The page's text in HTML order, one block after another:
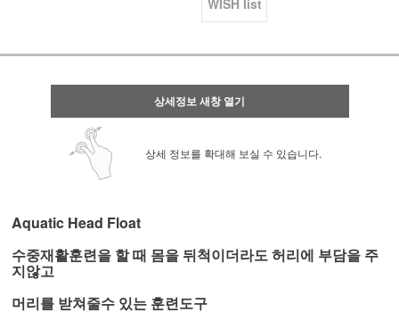
상세정보 새창 열기
상세 정보를 확대해 보실 수 있습니다.
Aquatic Head Float
수중재활훈련을 할 때 몸을 뒤척이더라도 허리에 부담을 주
지않고
머리를 받쳐줄수 있는 훈련도구